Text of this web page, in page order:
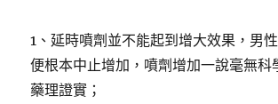
1、延時噴劑並不能起到增大效果，男
便根本中止增加，噴劑增加一說毫無科
藥理證實；